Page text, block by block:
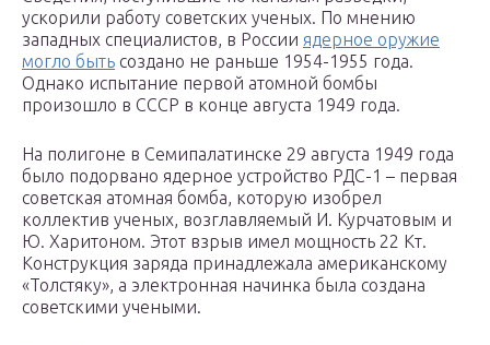
ускорили работу советских ученых. По мнению
западных специалистов, в России ядерное оружие
могло быть создано не раньше 1954-1955 года.
Однако испытание первой атомной бомбы
произошло в СССР в конце августа 1949 года.
На полигоне в Семипалатинске 29 августа 1949 года
было подорвано ядерное устройство РДС-1 – первая
советская атомная бомба, которую изобрел
коллектив ученых, возглавляемый И. Курчатовым и
Ю. Харитоном. Этот взрыв имел мощность 22 Кт.
Конструкция заряда принадлежала американскому
«Толстяку», а электронная начинка была создана
советскими учеными.